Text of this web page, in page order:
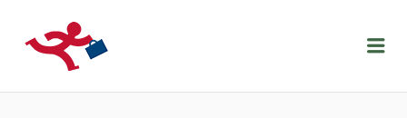
LOCURIDEMUNCACLUJ.NET